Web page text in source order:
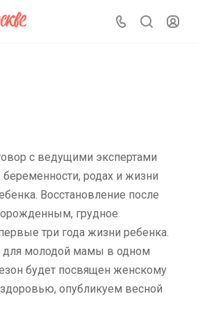
с ведущими экспертами
родах и жизни
Восстановление после
грудное
три года жизни ребенка.
для молодой мамы в одном
будет посвящен женскому
опубликуем весной